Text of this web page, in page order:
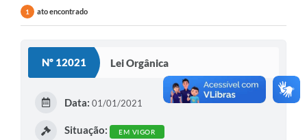
1 ato encontrado
Nº 12021 Lei Orgânica
Data: 01/01/2021
Situação: EM VIGOR